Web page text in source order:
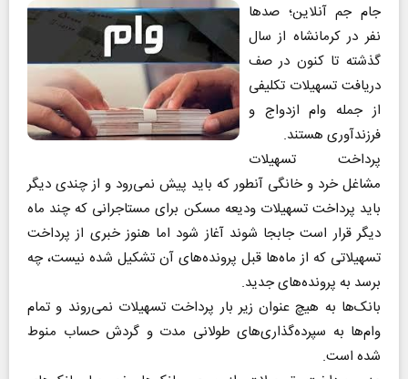
جام جم آنلاین؛ صدها
نفر در کرمانشاه از سال
گذشته تا کنون در صف
دریافت تسهیلات تکلیفی
از جمله وام ازدواج و
فرزندآوری هستند.
پرداخت تسهیلات
مشاغل خرد و خانگی آنطور که باید پیش نمی‌رود و از چندی دیگر
باید پرداخت تسهیلات ودیعه مسکن برای مستاجرانی که چند ماه
دیگر قرار است جابجا شوند آغاز شود اما هنوز خبری از پرداخت
تسهیلاتی که از ماه‌ها قبل پرونده‌های آن تشکیل شده نیست، چه
برسد به پرونده‌های جدید.
بانک‌ها به هیچ عنوان زیر بار پرداخت تسهیلات نمی‌روند و تمام
‌وام‌ها به سپرده‌گذاری‌های طولانی مدت و گردش حساب منوط
شده است.